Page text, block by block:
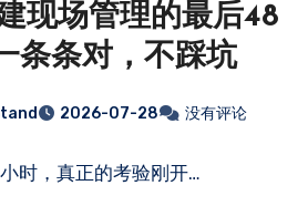
现场管理的最后48
条条对，不踩坑
2026-07-28 没有评论
时，真正的考验刚开…